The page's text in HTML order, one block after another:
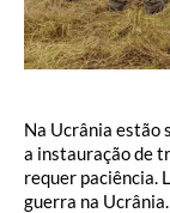
Na Ucrânia estão
a instauração de
requer paciência.
guerra na Ucrânia.